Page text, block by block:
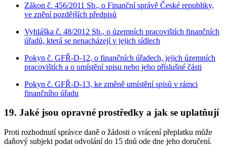
Zákon č. 456/2011 Sb., o Finanční správě České republiky,
ve znění pozdějších předpisů
Vyhláška č. 48/2012 Sb., o územních pracovištích finančních
úřadů, která se nenacházejí v jejich sídlech
Pokyn č. GFŘ-D-12, o finančních úřadech, jejich územních
pracovištích a o umístění spisu nebo jeho příslušné části
Pokyn č. GFŘ-D-13, ke změně umístění spisů v rámci
finančního úřadu
19. Jaké jsou opravné prostředky a jak se uplatňují
Proti rozhodnutí správce daně o žádosti o vrácení přeplatku může
daňový subjekt podat odvolání do 15 dnů ode dne jeho doručení.